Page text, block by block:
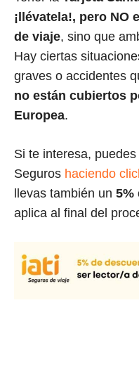
¡llévatela!, pero NO
de viaje, sino que
Hay ciertas
graves o accidentes
no están cubiertos
Europea.
Si te interesa,
Seguros haciendo
llevas también un 5%
aplica al final del